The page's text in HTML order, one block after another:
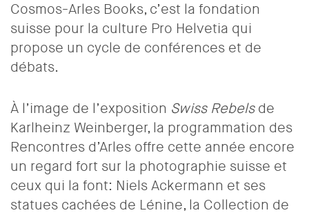
Cosmos-Arles Books, c’est la fondation
suisse pour la culture Pro Helvetia qui
propose un cycle de conférences et de
débats.
À l’image de l’exposition Swiss Rebelsde
Karlheinz Weinberger, la programmation des
Rencontres d’Arles offre cette année encore
un regard fort sur la photographie suisse et
ceux qui la font: Niels Ackermann et ses
statues cachées de Lénine, la Collection de